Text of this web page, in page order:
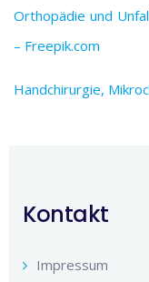
Orthopädie und
– Freepik.com
Handchirurgie,
Kontakt
Impressum